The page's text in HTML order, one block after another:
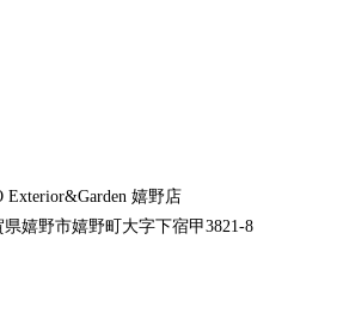
Exterior&Garden嬉野店
県嬉野市嬉野町大字下宿甲3821-8